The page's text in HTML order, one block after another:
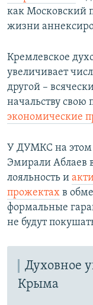
как Московский
жизни
Кремлевское
увеличивает
другой –
начальству свою
экономические
У ДУМКС на этом
Эмирали Аблаев
лояльность и
прожектах в
формальные
не будут
Духовное
Крыма